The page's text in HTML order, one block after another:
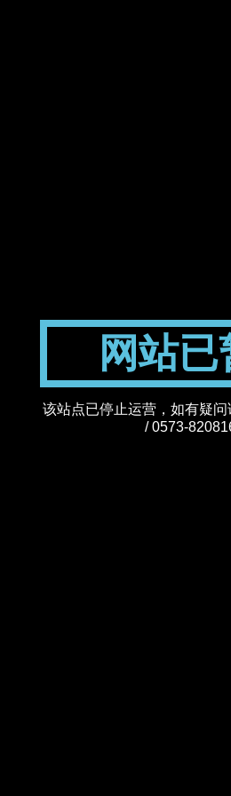
网站
该站点已停止运营，如有疑
/ 0573-